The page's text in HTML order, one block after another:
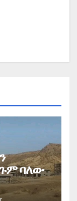
ባለው